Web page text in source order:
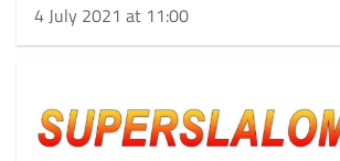
4 July 2021 at 11:00